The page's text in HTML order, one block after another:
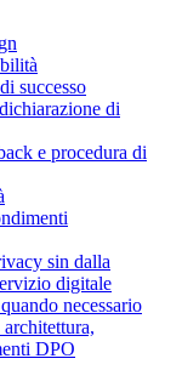
successo
di
e procedura di
sin dalla
digitale
necessario
DPO